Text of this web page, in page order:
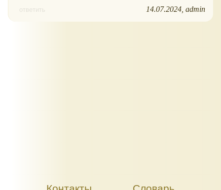
ответить 14.07.2024 admin